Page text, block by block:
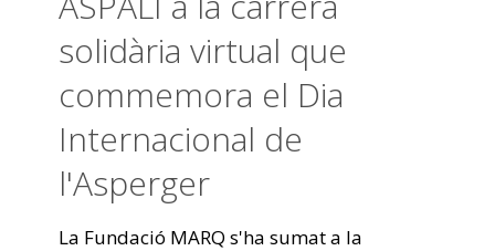
solidària virtual que
commemora el Dia
Internacional de
l'Asperger
La Fundació MARQ s'ha sumat a la